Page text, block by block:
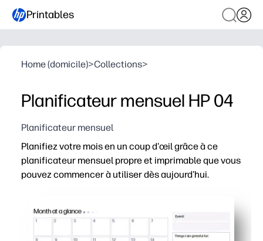
Printables
Home (domicile)>Collections>
Planificateur mensuel HP 04
Planificateur mensuel
Planifiez votre mois en un coup d'œil grâce à ce
planificateur mensuel propre et imprimable que vous
pouvez commencer à utiliser dès aujourd'hui.
Vous obtenez de grandes boîtes pour les rendez-
Facile à partager : publiez sur le réfrigérateur,